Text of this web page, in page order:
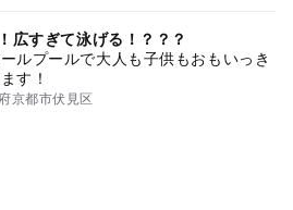
広すぎて泳げる！？？？
ルプールで大人も子供もおもいっき
す！
京都市伏見区